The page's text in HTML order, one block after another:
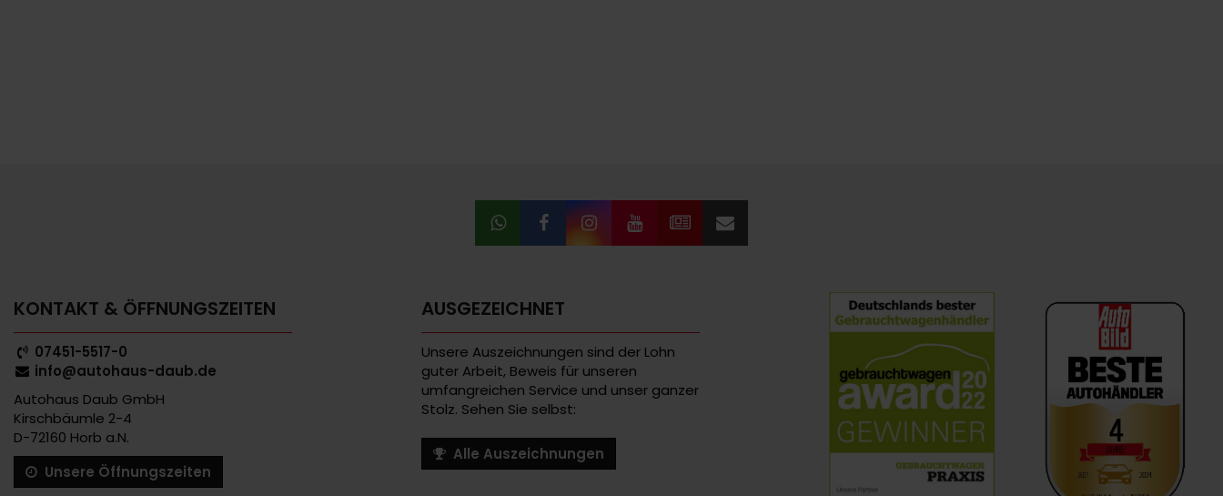
KONTAKT & ÖFFNUNGSZEITEN
07451-5517-0
info@autohaus-daub.de
Autohaus Daub GmbH
Kirschbäumle 2-4
D-72160 Horb a.N.
Unsere Öffnungszeiten
AUSGEZEICHNET
Unsere Auszeichnungen sind der Lohn
guter Arbeit, Beweis für unseren
umfangreichen Service und unser ganzer
Stolz. Sehen Sie selbst:
Alle Auszeichnungen